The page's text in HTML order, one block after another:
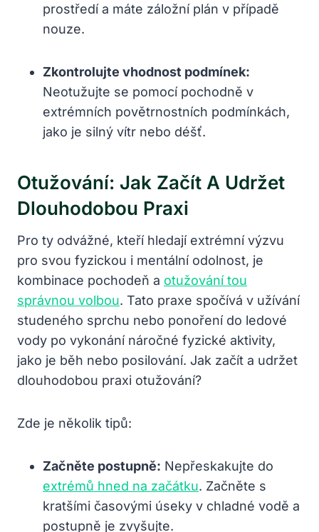
prostředí a máte záložní plán v případě
nouze.
Zkontrolujte vhodnost podmínek:
Neotužujte se pomocí pochodně v
extrémních povětrnostních podmínkách,
jako je silný vítr nebo déšť.
Otužování: Jak Začít A Udržet
Dlouhodobou Praxi
Pro ty odvážné, kteří hledají extrémní výzvu
pro svou fyzickou i mentální odolnost, je
kombinace pochodeň a otužování tou
správnou volbou. Tato praxe spočívá v užívání
studeného sprchu nebo ponoření do ledové
vody po vykonání náročné fyzické aktivity,
jako je běh nebo posilování. Jak začít a udržet
dlouhodobou praxi otužování?
Zde je několik tipů:
Začněte postupně: Nepřeskakujte do
extrémů hned na začátku. Začněte s
kratšími časovými úseky v chladné vodě a
postupně je zvyšujte.